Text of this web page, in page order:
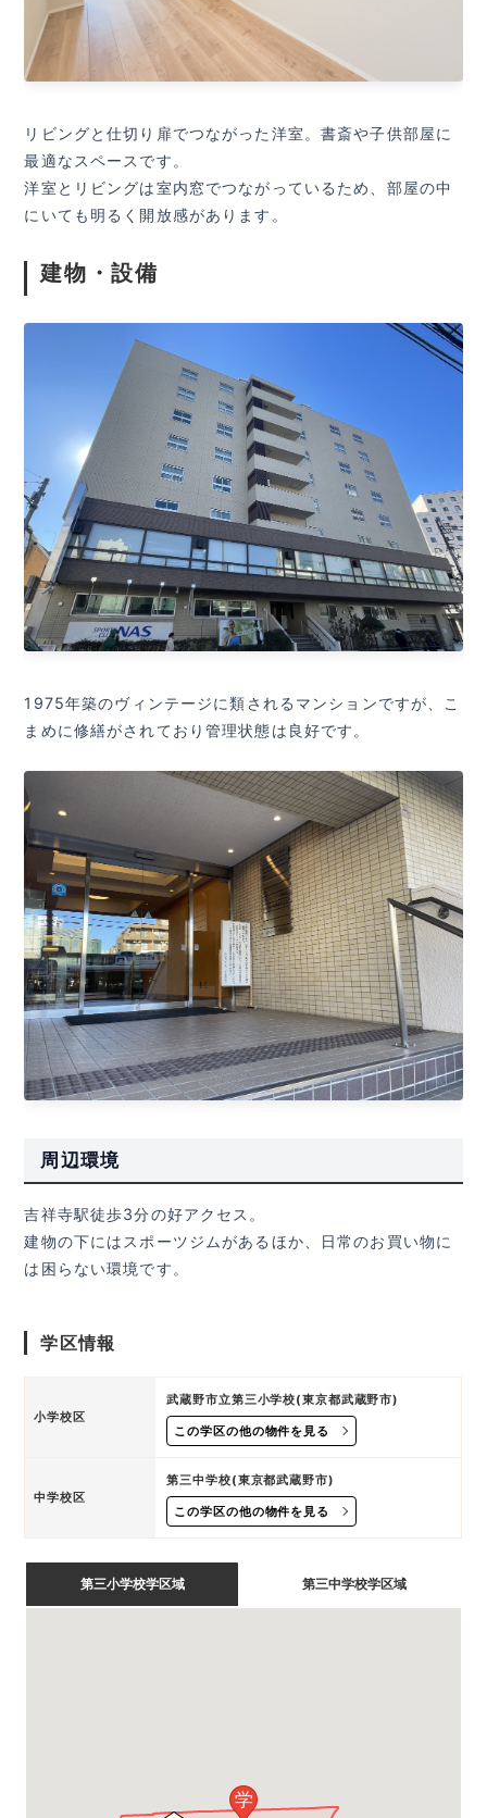
リビングと仕切り扉でつながった洋室。書斎や子供部屋に
最適なスペースです。
洋室とリビングは室内窓でつながっているため、部屋の中
にいても明るく開放感があります。
建物・設備
1975年築のヴィンテージに類されるマンションですが、こ
まめに修繕がされており管理状態は良好です。
周辺環境
吉祥寺駅徒歩3分の好アクセス。
建物の下にはスポーツジムがあるほか、日常のお買い物に
は困らない環境です。
学区情報
小学校区
武蔵野市立第三小学校(東京都武蔵野市)
この学区の他の物件を見る
中学校区
第三中学校(東京都武蔵野市)
この学区の他の物件を見る
第三小学校学区域 第三中学校学区域
学